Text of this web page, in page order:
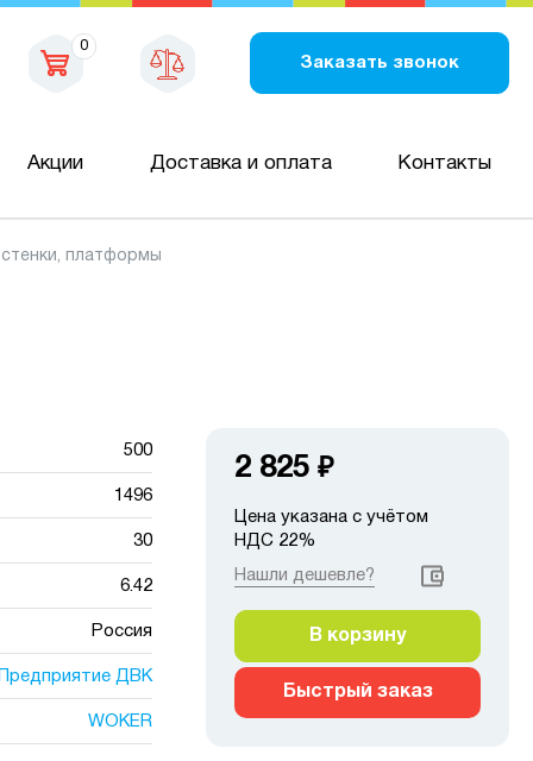
0
Заказать звонок
Акции Доставка и оплата Контакты
платформы
500
1496
30
6.42
Россия
Предприятие ДВК
WOKER
2 825 ₽
Цена указана с учётом
НДС 22%
Нашли дешевле?
В корзину
Быстрый заказ